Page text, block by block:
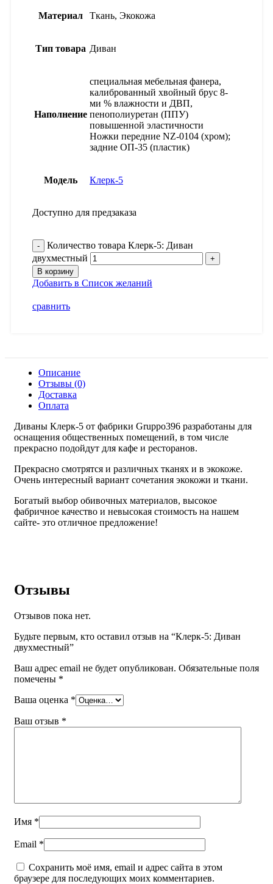
Материал Ткань, Экокожа
Тип товара Диван
Наполнение
специальная мебельная фанера,
калиброванный хвойный брус 8-
ми % влажности и ДВП,
пенополиуретан (ППУ)
повышенной эластичности
Ножки передние NZ-0104 (хром);
задние ОП-35 (пластик)
Модель Клерк-5
Доступно для предзаказа
Количество товара Клерк-5: Диван
двухместный
В корзину
Добавить в Список желаний
сравнить
Описание
Отзывы (0)
Доставка
Оплата
Диваны Клерк-5 от фабрики Gruppo396 разработаны для
оснащения общественных помещений, в том числе
прекрасно подойдут для кафе и ресторанов.
Прекрасно смотрятся и различных тканях и в экокоже.
Очень интересный вариант сочетания экокожи и ткани.
Богатый выбор обивочных материалов, высокое
фабричное качество и невысокая стоимость на нашем
сайте- это отличное предложение!
Отзывы
Отзывов пока нет.
Будьте первым, кто оставил отзыв на “Клерк-5: Диван
двухместный”
Ваш адрес email не будет опубликован. Обязательные поля
помечены *
Ваша оценка *
Ваш отзыв *
Имя *
Email *
Сохранить моё имя, email и адрес сайта в этом
браузере для последующих моих комментариев.